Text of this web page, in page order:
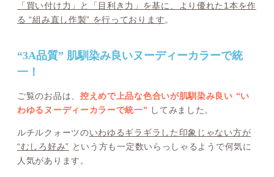
「買い付け力」と「目利き力」を基に、より優れた1本を作
る “組み直し作製” を行っております。
“3A品質” 肌馴染み良いヌーディーカラーで統
一！
ご覧のお品は、 控えめで上品な色合いが肌馴染み良い “い
わゆるヌーディーカラーで統一” してみました。
ルチルクォーツのいわゆるギラギラした印象じゃない方が
“むしろ好み” という方も一定数いらっしゃるようで何気に
人気があります。